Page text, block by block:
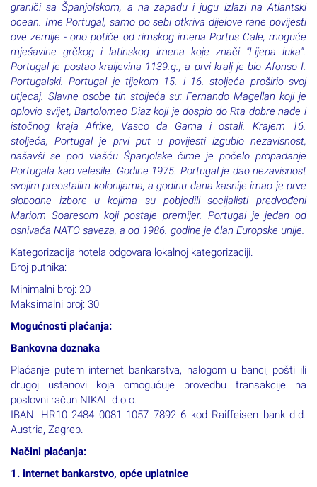
graniči sa Španjolskom, a na zapadu i jugu izlazi na Atlantski
ocean. Ime Portugal, samo po sebi otkriva dijelove rane povijesti
ove zemlje - ono potiče od rimskog imena Portus Cale, moguće
mješavine grčkog i latinskog imena koje znači "Lijepa luka".
Portugal je postao kraljevina 1139.g., a prvi kralj je bio Afonso I.
Portugalski. Portugal je tijekom 15. i 16. stoljeća proširio svoj
utjecaj. Slavne osobe tih stoljeća su: Fernando Magellan koji je
oplovio svijet, Bartolomeo Diaz koji je dospio do Rta dobre nade i
istočnog kraja Afrike, Vasco da Gama i ostali. Krajem 16.
stoljeća, Portugal je prvi put u povijesti izgubio nezavisnost,
našavši se pod vlašću Španjolske čime je počelo propadanje
Portugala kao velesile. Godine 1975. Portugal je dao nezavisnost
svojim preostalim kolonijama, a godinu dana kasnije imao je prve
slobodne izbore u kojima su pobjedili socijalisti predvođeni
Mariom Soaresom koji postaje premijer. Portugal je jedan od
osnivača NATO saveza, a od 1986. godine je član Europske unije.
Kategorizacija hotela odgovara lokalnoj kategorizaciji.
Broj putnika:
Minimalni broj: 20
Maksimalni broj: 30
Mogućnosti plaćanja:
Bankovna doznaka
Plaćanje putem internet bankarstva, nalogom u banci, pošti ili
drugoj ustanovi koja omogućuje provedbu transakcije na
poslovni račun NIKAL d.o.o.
IBAN: HR10 2484 0081 1057 7892 6 kod Raiffeisen bank d.d.
Austria, Zagreb.
Načini plaćanja:
1. internet bankarstvo, opće uplatnice